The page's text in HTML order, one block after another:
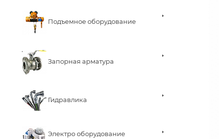
Подъемное оборудование
Запорная арматура
Гидравлика
Электро оборудование